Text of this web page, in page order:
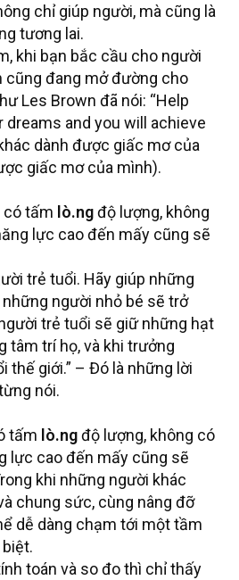
chỉ giúp người, mà cũng là
tương lai.
khi bạn bắc cầu cho người
cũng đang mở đường cho
Les Brown đã nói: “Help
and you will achieve
dành được giấc mơ của
giấc mơ của mình).
có tấm lò.ngđộ lượng, không
lực cao đến mấy cũng sẽ
trẻ tuổi. Hãy giúp những
người nhỏ bé sẽ trở
trẻ tuổi sẽ giữ những hạt
tâm trí họ, và khi trưởng
thế giới.” – Đó là những lời
nói.
tấm lò.ngđộ lượng, không có
lực cao đến mấy cũng sẽ
khi những người khác
chung sức, cùng nâng đỡ
dễ dàng chạm tới một tầm
toán và so đo thì chỉ thấy